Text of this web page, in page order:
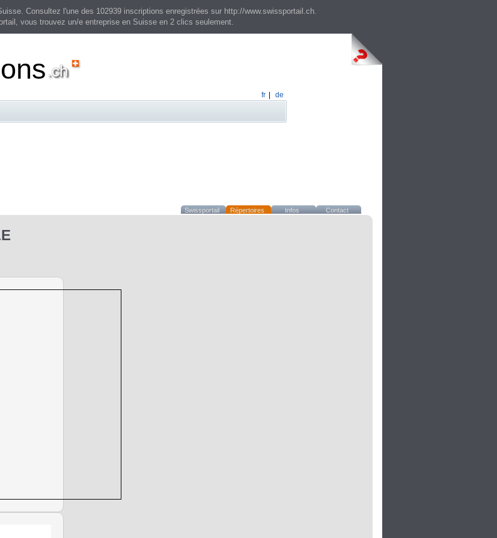
Consultez l'une des 102939 inscriptions enregistrées sur http://www.swissportail.ch.
vous trouvez un/e entreprise en Suisse en 2 clics seulement.
fr de
Swissportail Répertoires Infos Contact